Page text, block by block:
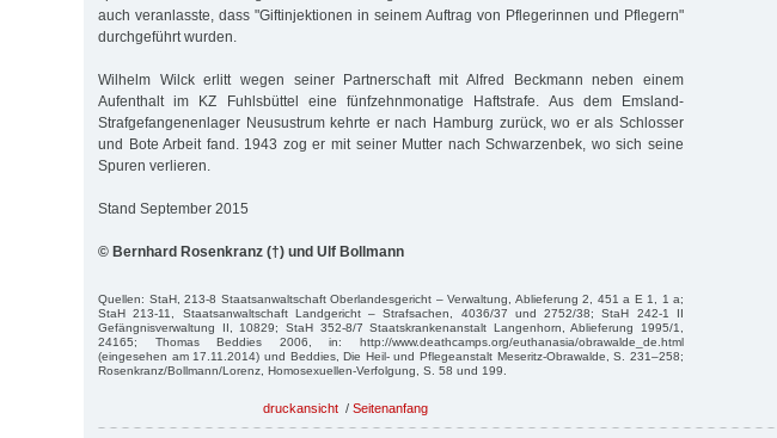
auch veranlasste, dass "Giftinjektionen in seinem Auftrag von Pflegerinnen und Pflegern"
durchgeführt wurden.
Wilhelm Wilck erlitt wegen seiner Partnerschaft mit Alfred Beckmann neben einem
Aufenthalt im KZ Fuhlsbüttel eine fünfzehnmonatige Haftstrafe. Aus dem Emsland-
Strafgefangenenlager Neusustrum kehrte er nach Hamburg zurück, wo er als Schlosser
und Bote Arbeit fand. 1943 zog er mit seiner Mutter nach Schwarzenbek, wo sich seine
Spuren verlieren.
Stand September 2015
© Bernhard Rosenkranz (†) und Ulf Bollmann
Quellen: StaH, 213-8 Staatsanwaltschaft Oberlandesgericht – Verwaltung, Ablieferung 2, 451 a E 1, 1 a;
StaH 213-11, Staatsanwaltschaft Landgericht – Strafsachen, 4036/37 und 2752/38; StaH 242-1 II
Gefängnisverwaltung II, 10829; StaH 352-8/7 Staatskrankenanstalt Langenhorn, Ablieferung 1995/1,
24165; Thomas Beddies 2006, in: http://www.deathcamps.org/euthanasia/obrawalde_de.html
(eingesehen am 17.11.2014) und Beddies, Die Heil- und Pflegeanstalt Meseritz-Obrawalde, S. 231–258;
Rosenkranz/Bollmann/Lorenz, Homosexuellen-Verfolgung, S. 58 und 199.
druckansicht / Seitenanfang